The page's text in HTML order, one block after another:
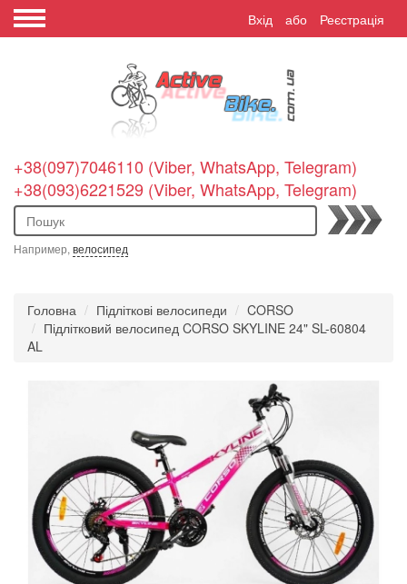
Вхід або Реєстрація
+38(097)7046110 (Viber, WhatsApp, Telegram)
+38(093)6221529 (Viber, WhatsApp, Telegram)
Пошук
Например, велосипед
Головна Підліткові велосипеди
CORSO
Підлітковий велосипед CORSO SKYLINE 24" SL-60804
AL